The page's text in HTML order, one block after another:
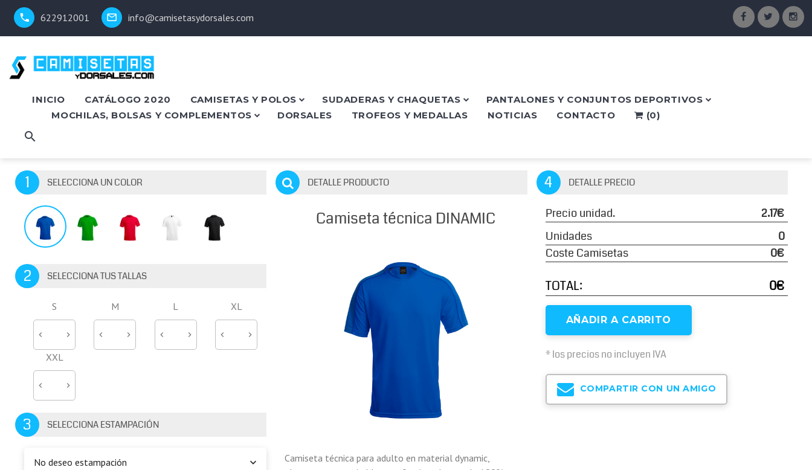
622912001 info@camisetasydorsales.com
INICIO CATÁLOGO 2020 CAMISETAS Y POLOS SUDADERAS Y CHAQUETAS
PANTALONES Y CONJUNTOS DEPORTIVOS
MOCHILAS, BOLSAS Y COMPLEMENTOS
DORSALES TROFEOS Y MEDALLAS NOTICIAS CONTACTO (0)
1 SELECCIONA UN COLOR
2 SELECCIONA TUS TALLAS
S M L XL
XXL
3 SELECCIONA ESTAMPACIÓN
No deseo estampación
DETALLE PRODUCTO
Camiseta técnica DINAMIC
Camiseta técnica para adulto en material dynamic,
4 DETALLE PRECIO
Precio unidad.
2.17€
Unidades
0
Coste Camisetas
0€
TOTAL: 0€
AÑADIR A CARRITO
* los precios no incluyen IVA
COMPARTIR CON UN AMIGO